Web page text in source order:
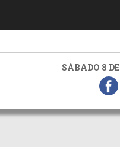
SÁBADO 8